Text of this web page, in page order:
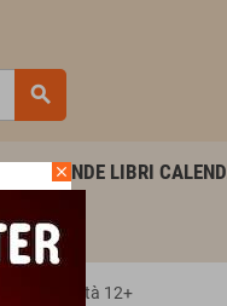
search
AGENDE LIBRI
CITADEL età 12+
close